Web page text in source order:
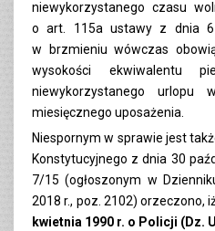
niewykorzystanego czasu
o art. 115a ustawy z dnia
w brzmieniu wówczas
wysokości ekwiwalentu
niewykorzystanego
miesięcznego uposażenia.
Niespornym w sprawie jest
Konstytucyjnego z dnia 30
7/15 (ogłoszonym w
2018 r., poz. 2102) orzeczono,
kwietnia 1990 r. o Policji (Dz.